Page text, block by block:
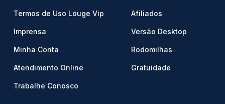
Termos de Uso Louge Vip
Imprensa
Minha Conta
Atendimento Online
Trabalhe Conosco
Afiliados
Versão Desktop
Rodomilhas
Gratuidade